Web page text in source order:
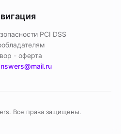
PСI DSS
- оферта
Все права защищены.